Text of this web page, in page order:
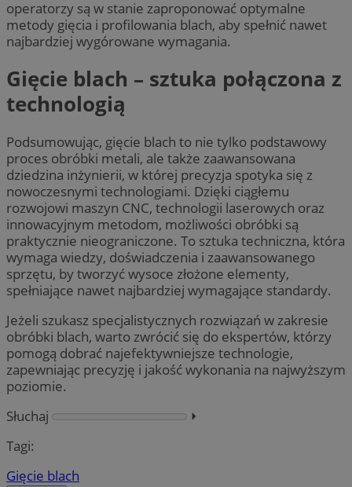
operatorzy są w stanie zaproponować optymalne
metody gięcia i profilowania blach, aby spełnić nawet
najbardziej wygórowane wymagania.
Gięcie blach – sztuka połączona z
technologią
Podsumowując, gięcie blach to nie tylko podstawowy
proces obróbki metali, ale także zaawansowana
dziedzina inżynierii, w której precyzja spotyka się z
nowoczesnymi technologiami. Dzięki ciągłemu
rozwojowi maszyn CNC, technologii laserowych oraz
innowacyjnym metodom, możliwości obróbki są
praktycznie nieograniczone. To sztuka techniczna, która
wymaga wiedzy, doświadczenia i zaawansowanego
sprzętu, by tworzyć wysoce złożone elementy,
spełniające nawet najbardziej wymagające standardy.
Jeżeli szukasz specjalistycznych rozwiązań w zakresie
obróbki blach, warto zwrócić się do ekspertów, którzy
pomogą dobrać najefektywniejsze technologie,
zapewniając precyzję i jakość wykonania na najwyższym
poziomie.
Słuchaj
⏵︎
Tagi:
Gięcie blach